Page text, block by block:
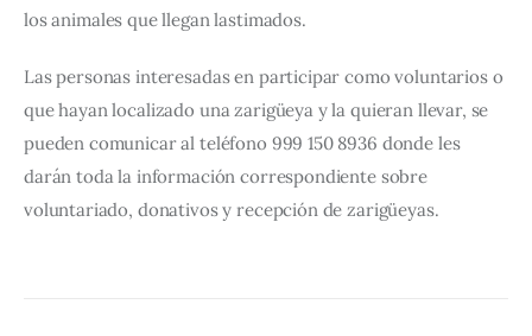
los animales que llegan lastimados.
Las personas interesadas en participar como voluntarios o
que hayan localizado una zarigüeya y la quieran llevar, se
pueden comunicar al teléfono 999 150 8936 donde les
darán toda la información correspondiente sobre
voluntariado, donativos y recepción de zarigüeyas.